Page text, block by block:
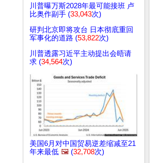
川普曝万斯2028年最可能接班 卢
比奥作副手 (33,043次)
研判北京即将攻台 日本彻底重回
军事化的道路 (53,822次)
川普透露习近平主动提出会晤请
求 (34,564次)
美国6月对中国贸易逆差缩减至21
年来最低 🖼️ (32,708次)